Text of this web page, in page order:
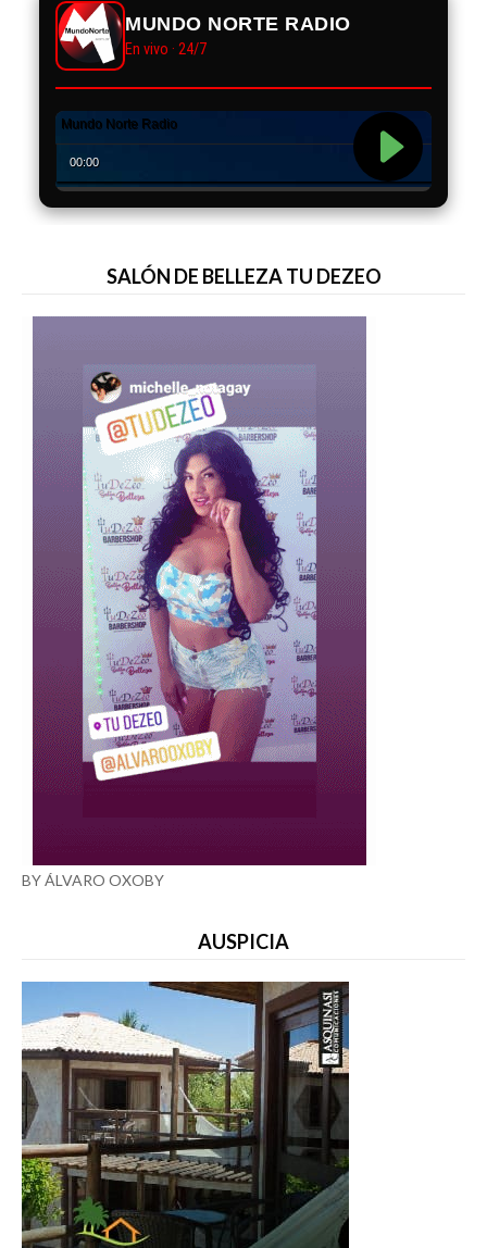
MUNDO NORTE RADIO
En vivo · 24/7
SALÓN DE BELLEZA TU DEZEO
BY ÁLVARO OXOBY
AUSPICIA